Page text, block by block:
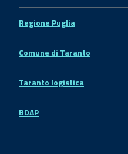
Regione Puglia
Comune di Taranto
Taranto logistica
BDAP